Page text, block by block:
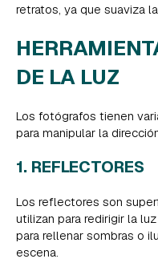
retratos, ya que suaviza
DE LA LUZ
Los fotógrafos tienen
para manipular la
1. REFLECTORES
Los reflectores son
utilizan para redirigir la
para rellenar sombras o
escena.